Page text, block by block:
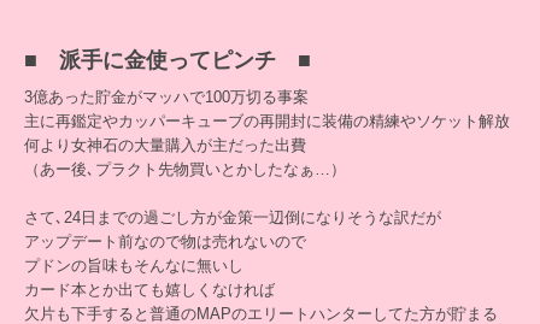
■ 派手に金使ってピンチ ■
3億あった貯金がマッハで100万切る事案
主に再鑑定やカッパーキューブの再開封に装備の精練やソケット解放
何より女神石の大量購入が主だった出費
（あー後､プラクト先物買いとかしたなぁ…）
さて､24日までの過ごし方が金策一辺倒になりそうな訳だが
アップデート前なので物は売れないので
プドンの旨味もそんなに無いし
カード本とか出ても嬉しくなければ
欠片も下手すると普通のMAPのエリートハンターしてた方が貯まる